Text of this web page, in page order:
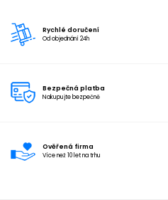
Rychlé doručení
Od objednání 24h
Bezpečná platba
Nakupujte bezpečně
Ověřená firma
Více než 10 let na trhu